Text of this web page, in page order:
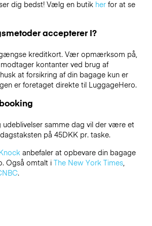
dig bedst! Vælg en butik herfor at se
accepterer I?
kreditkort. Vær opmærksom på,
kontanter ved brug af
at forsikring af din bagage kun er
er foretaget direkte til LuggageHero.
udeblivelser samme dag vil der være et
på 45DKK pr. taske.
anbefaler at opbevare din bagage
Også omtalt i The New York Times,
.